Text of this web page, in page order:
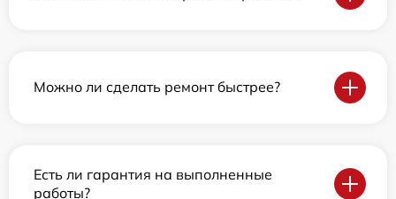
Можно ли сделать ремонт быстрее?
Есть ли гарантия на выполненные
работы?